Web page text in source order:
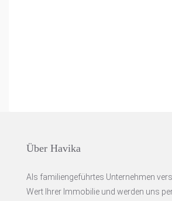
Über Havika
Als familiengeführtes Unternehmen
Wert Ihrer Immobilie und werden uns